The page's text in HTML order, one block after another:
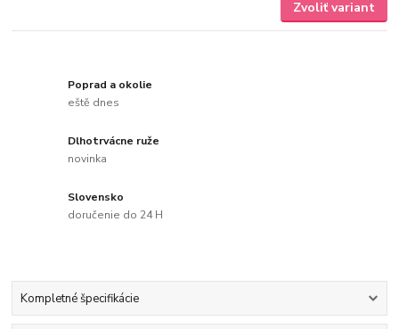
Zvoliť variant
Poprad a okolie
eště dnes
Dlhotrvácne ruže
novinka
Slovensko
doručenie do 24 H
Kompletné špecifikácie